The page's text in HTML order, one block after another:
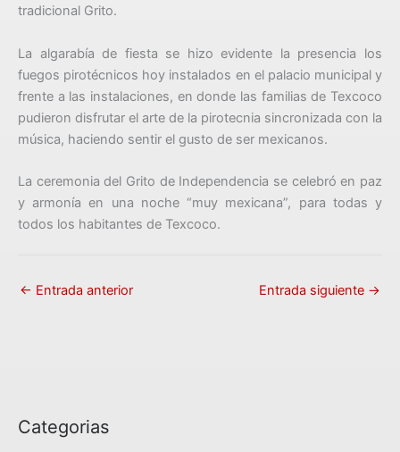
tradicional Grito.
La algarabía de fiesta se hizo evidente la presencia los
fuegos pirotécnicos hoy instalados en el palacio municipal y
frente a las instalaciones, en donde las familias de Texcoco
pudieron disfrutar el arte de la pirotecnia sincronizada con la
música, haciendo sentir el gusto de ser mexicanos.
La ceremonia del Grito de Independencia se celebró en paz
y armonía en una noche “muy mexicana”, para todas y
todos los habitantes de Texcoco.
← Entrada anterior Entrada siguiente →
Categorias
C